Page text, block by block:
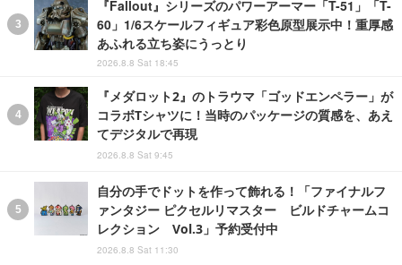
『Fallout』シリーズのパワーアーマー「T-51」「T-
60」1/6スケールフィギュア彩色原型展示中！重厚感
あふれる立ち姿にうっとり
2026.8.8 Sat 18:45
『メダロット2』のトラウマ「ゴッドエンペラー」が
コラボTシャツに！当時のパッケージの質感を、あえ
てデジタルで再現
2026.8.8 Sat 9:45
自分の手でドットを作って飾れる！「ファイナルフ
ァンタジー ピクセルリマスター ビルドチャームコ
レクション Vol.3」予約受付中
2026.8.8 Sat 11:30